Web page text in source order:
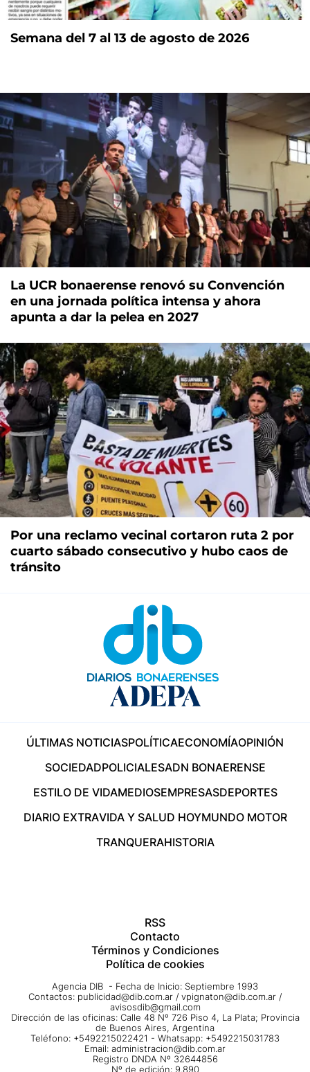
Semana del 7 al 13 de agosto de 2026
La UCR bonaerense renovó su Convención
en una jornada política intensa y ahora
apunta a dar la pelea en 2027
Por una reclamo vecinal cortaron ruta 2 por
cuarto sábado consecutivo y hubo caos de
tránsito
ÚLTIMAS NOTICIASPOLÍTICAECONOMÍAOPINIÓN
SOCIEDADPOLICIALESADN BONAERENSE
ESTILO DE VIDAMEDIOSEMPRESASDEPORTES
DIARIO EXTRAVIDA Y SALUD HOYMUNDO MOTOR
TRANQUERAHISTORIA
RSS
Contacto
Términos y Condiciones
Política de cookies
Agencia DIB - Fecha de Inicio: Septiembre 1993
Contactos: publicidad@dib.com.ar / vpignaton@dib.com.ar /
avisosdib@gmail.com
Dirección de las oficinas: Calle 48 Nº 726 Piso 4, La Plata; Provincia
de Buenos Aires, Argentina
Teléfono: +5492215022421 - Whatsapp: +5492215031783
Email: administracion@dib.com.ar
Registro DNDA Nº 32644856
Nº de edición: 9.890